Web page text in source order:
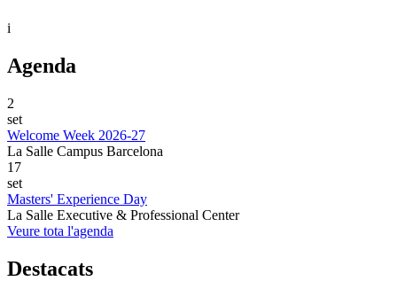
i
Agenda
2
set
Welcome Week 2026-27
La Salle Campus Barcelona
17
set
Masters' Experience Day
La Salle Executive & Professional Center
Veure tota l'agenda
Destacats